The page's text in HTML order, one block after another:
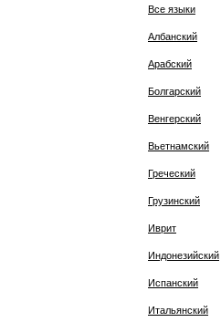
Все языки
Албанский
Арабский
Болгарский
Венгерский
Вьетнамский
Греческий
Грузинский
Иврит
Индонезийский
Испанский
Итальянский